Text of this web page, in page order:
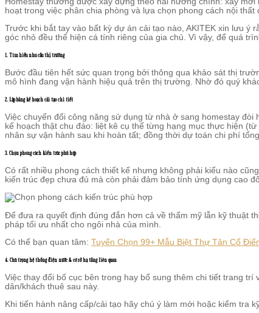
hoạt trong việc phân chia phòng và lựa chọn phong cách nội thất
Trước khi bắt tay vào bất kỳ dự án cải tạo nào, AKITEK xin lưu
góc nhỏ đều thể hiện cá tính riêng của gia chủ. Vì vậy, để quá
1. Tìm hiểu nhu cầu thị trường
Bước đầu tiên hết sức quan trọng bởi thông qua khảo sát thị
mô hình đang vận hành hiệu quả trên thị trường. Nhờ đó quý
2. Lập bảng kế hoạch cải tạo chi tiết
Việc chuyển đổi công năng sử dụng từ nhà ở sang homestay
kế hoạch thật chu đáo: liệt kê cụ thể từng hạng mục thực hiện
nhân sự vận hành sau khi hoàn tất; đồng thời dự toán chi phí
3. Chọn phong cách kiến trúc phù hợp
Có rất nhiều phong cách thiết kế nhưng không phải kiểu nào
kiến trúc đẹp chưa đủ mà còn phải đảm bảo tính ứng dụng cao
Để đưa ra quyết định đúng đắn hơn cả về thẩm mỹ lẫn kỹ thuật
pháp tối ưu nhất cho ngôi nhà của mình.
Có thể bạn quan tâm: Tuyển Chọn 99+ Mẫu Biệt Thự Tân Cổ
4. Chú trọng hệ thống điện nước & cơ sở hạ tầng liên quan
Việc thay đổi bố cục bên trong hay bổ sung thêm chi tiết trang
dân/khách thuê sau này.
Khi tiến hành nâng cấp/cải tạo hãy chú ý làm mới hoặc kiểm tra